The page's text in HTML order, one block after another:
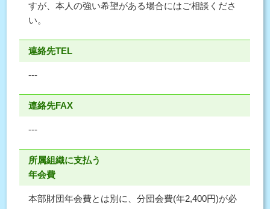
すが、本人の強い希望がある場合にはご相談くださ
い。
連絡先TEL
---
連絡先FAX
---
所属組織に支払う
年会費
本部財団年会費とは別に、分団会費(年2,400円)が必